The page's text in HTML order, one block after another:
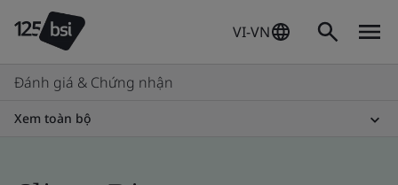
VI-VN
Đánh giá & Chứng nhận
Xem toàn bộ